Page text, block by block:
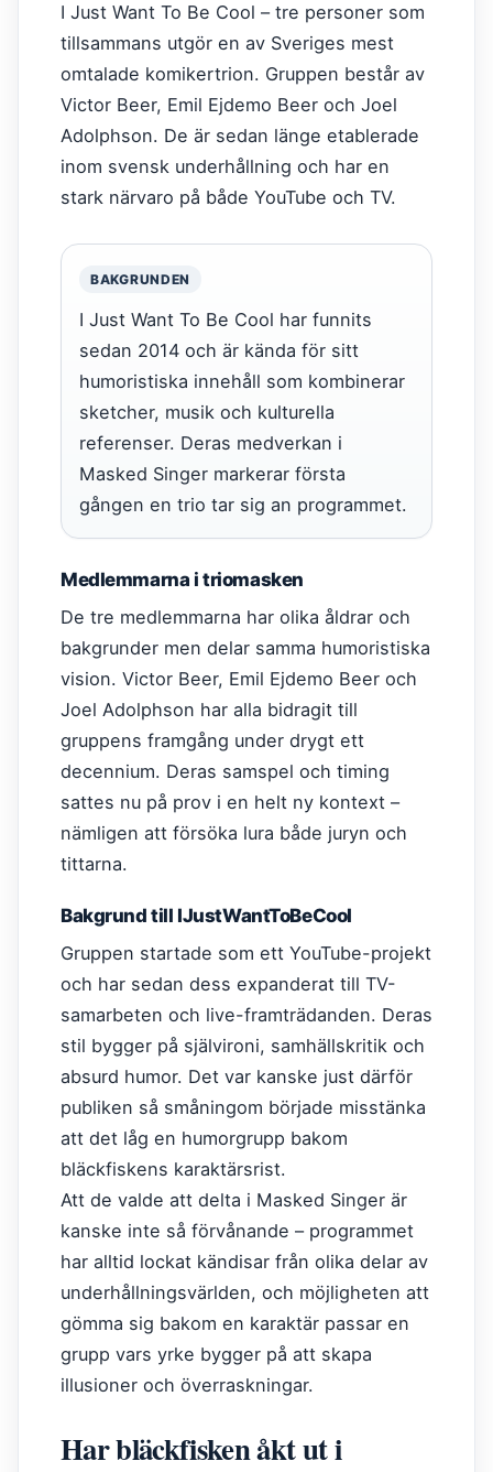
I Just Want To Be Cool – tre personer som
tillsammans utgör en av Sveriges mest
omtalade komikertrion. Gruppen består av
Victor Beer, Emil Ejdemo Beer och Joel
Adolphson. De är sedan länge etablerade
inom svensk underhållning och har en
stark närvaro på både YouTube och TV.
BAKGRUNDEN
I Just Want To Be Cool har funnits
sedan 2014 och är kända för sitt
humoristiska innehåll som kombinerar
sketcher, musik och kulturella
referenser. Deras medverkan i
Masked Singer markerar första
gången en trio tar sig an programmet.
Medlemmarna i triomasken
De tre medlemmarna har olika åldrar och
bakgrunder men delar samma humoristiska
vision. Victor Beer, Emil Ejdemo Beer och
Joel Adolphson har alla bidragit till
gruppens framgång under drygt ett
decennium. Deras samspel och timing
sattes nu på prov i en helt ny kontext –
nämligen att försöka lura både juryn och
tittarna.
Bakgrund till IJustWantToBeCool
Gruppen startade som ett YouTube-projekt
och har sedan dess expanderat till TV-
samarbeten och live-framträdanden. Deras
stil bygger på självironi, samhällskritik och
absurd humor. Det var kanske just därför
publiken så småningom började misstänka
att det låg en humorgrupp bakom
bläckfiskens karaktärsrist.
Att de valde att delta i Masked Singer är
kanske inte så förvånande – programmet
har alltid lockat kändisar från olika delar av
underhållningsvärlden, och möjligheten att
gömma sig bakom en karaktär passar en
grupp vars yrke bygger på att skapa
illusioner och överraskningar.
Har bläckfisken åkt ut i